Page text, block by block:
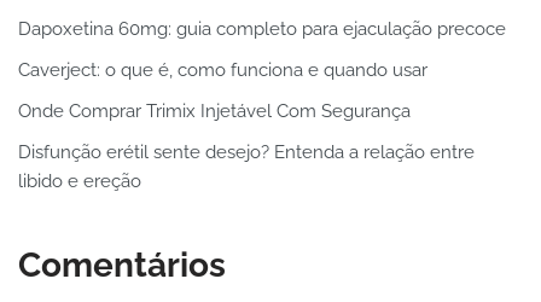
Dapoxetina 60mg: guia completo para ejaculação precoce
Caverject: o que é, como funciona e quando usar
Onde Comprar Trimix Injetável Com Segurança
Disfunção erétil sente desejo? Entenda a relação entre
libido e ereção
Comentários